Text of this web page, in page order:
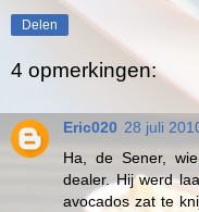
Delen
4 opmerkingen:
Eric020 28 juli
Ha, de Sener,
dealer. Hij werd
avocados zat te